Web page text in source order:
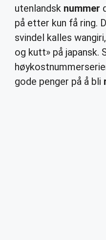
utenlandsk nummer
på etter kun få ring.
svindel kalles
og kutt» på japansk.
gode penger på å bli